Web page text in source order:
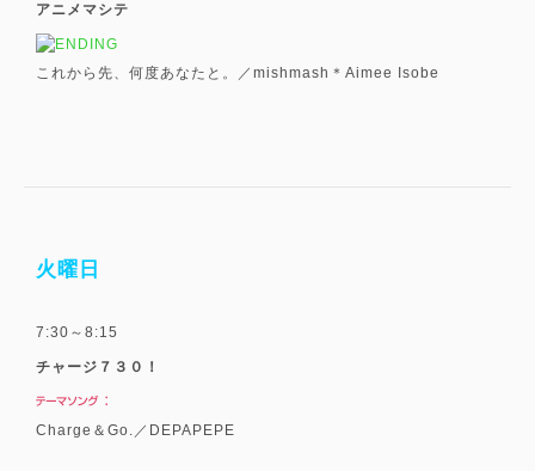
アニメマシテ
これから先、何度あなたと。／mishmash＊Aimee Isobe
火曜日
7:30～8:15
チャージ７３０！
Charge＆Go.／DEPAPEPE